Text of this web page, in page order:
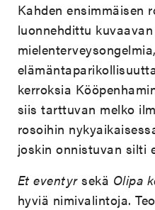
Kahden ensimmäisen
luonnehdittu
mielenterveysongelmia,
kerroksia
siis tarttuvan melko
rosoihin
joskin onnistuvan silti
Et eventyrsekä Olipa
hyviä nimivalintoja.